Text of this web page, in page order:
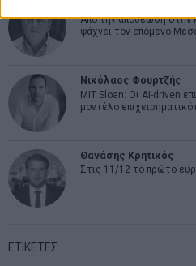
Από την αποθέωση στην
ψάχνει τον επόμενο
Νικόλαος Φουρτζής
MIT Sloan: Οι AI-driven
μοντέλο
Θανάσης Κρητικός
Στις 11/12 το πρώτο
ΕΤΙΚΕΤΕΣ